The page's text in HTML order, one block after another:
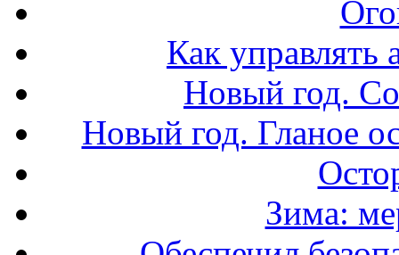
Как управлять
Новый год.
Новый год. Гланое
Зима: